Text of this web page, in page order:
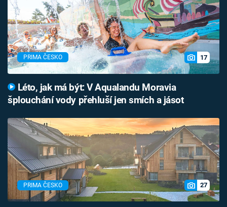
PRIMA ČESKO 17
Léto, jak má být: V Aqualandu Moravia
šplouchání vody přehluší jen smích a jásot
PRIMA ČESKO 27